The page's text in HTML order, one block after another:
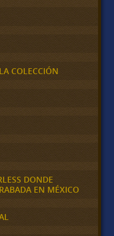
COLECCIÓN
DONDE
EN MÉXICO